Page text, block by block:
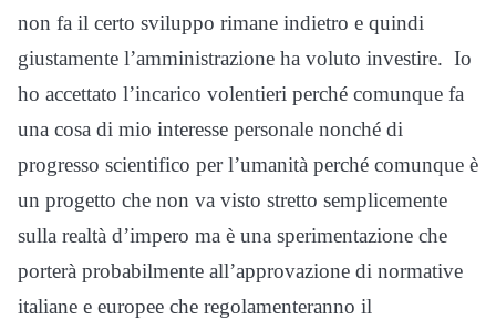
non fa il certo sviluppo rimane indietro e quindi
giustamente l’amministrazione ha voluto investire. Io
ho accettato l’incarico volentieri perché comunque fa
una cosa di mio interesse personale nonché di
progresso scientifico per l’umanità perché comunque è
un progetto che non va visto stretto semplicemente
sulla realtà d’impero ma è una sperimentazione che
porterà probabilmente all’approvazione di normative
italiane e europee che regolamenteranno il